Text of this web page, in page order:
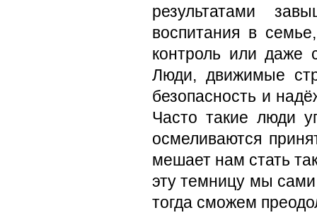
результатами
воспитания в
контроль или даже
Люди, движимые
безопасность и
Часто такие люди
осмеливаются
мешает нам стать
эту темницу мы
тогда сможем